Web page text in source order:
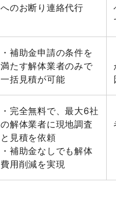
へのお断り連絡代行
・補助金申請の条件を
満たす解体業者のみで
一括見積が可能
・完全無料で、最大6社
の解体業者に現地調査
と見積を依頼
・補助金なしでも解体
費用削減を実現